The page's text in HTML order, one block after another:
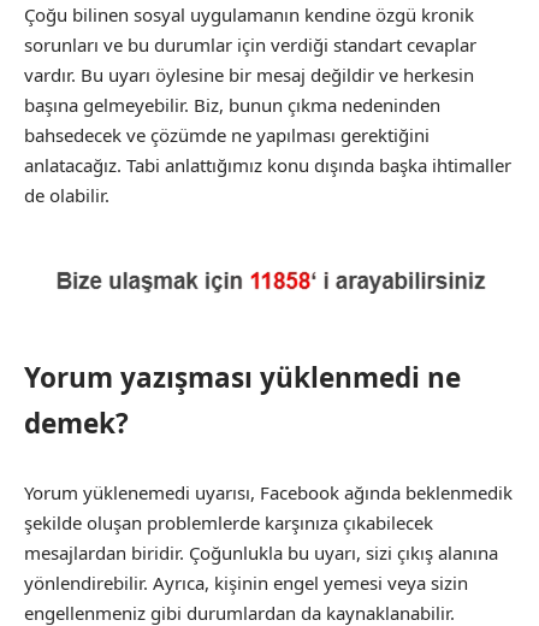
Çoğu bilinen sosyal uygulamanın kendine özgü kronik
sorunları ve bu durumlar için verdiği standart cevaplar
vardır. Bu uyarı öylesine bir mesaj değildir ve herkesin
başına gelmeyebilir. Biz, bunun çıkma nedeninden
bahsedecek ve çözümde ne yapılması gerektiğini
anlatacağız. Tabi anlattığımız konu dışında başka ihtimaller
de olabilir.
Yorum yazışması yüklenmedi ne
demek?
Yorum yüklenemedi uyarısı, Facebook ağında beklenmedik
şekilde oluşan problemlerde karşınıza çıkabilecek
mesajlardan biridir. Çoğunlukla bu uyarı, sizi çıkış alanına
yönlendirebilir. Ayrıca, kişinin engel yemesi veya sizin
engellenmeniz gibi durumlardan da kaynaklanabilir.